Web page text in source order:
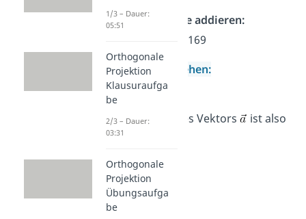
Ergebnisse addieren:
= 169
Wurzel ziehen:
= 13
DerBetrag des Vektors
ist also
13
1/3 – Dauer:
05:51
Orthogonale
Projektion
Klausuraufga
be
2/3 – Dauer:
03:31
Orthogonale
Projektion
Übungsaufga
be